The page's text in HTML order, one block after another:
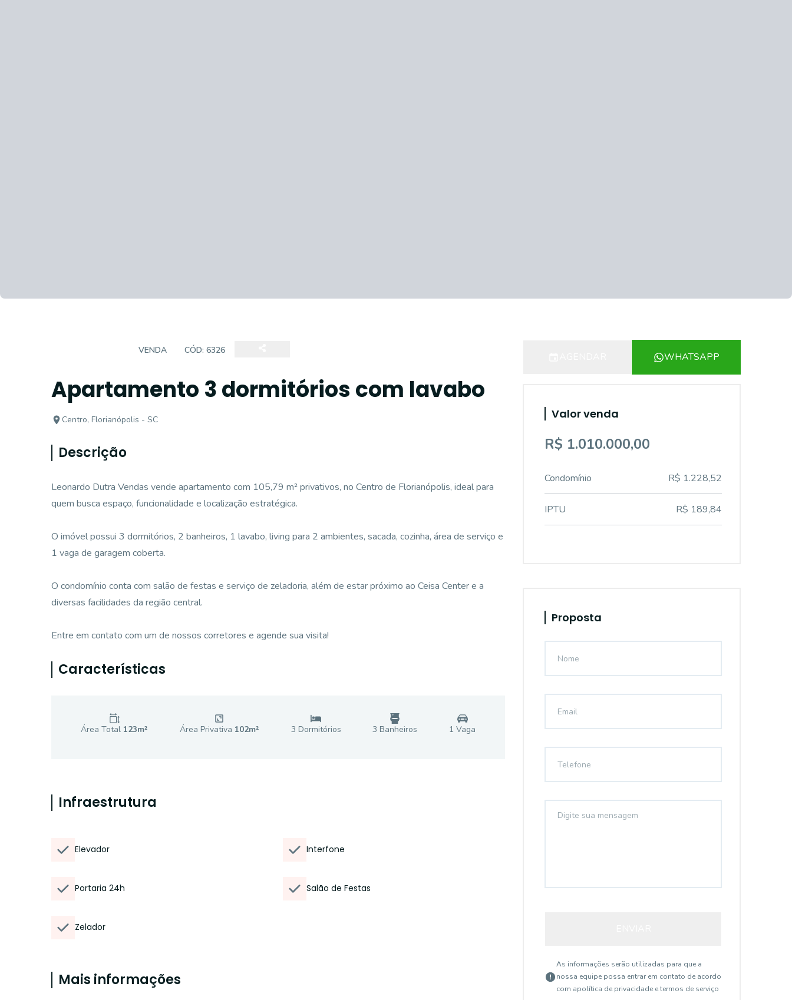
VENDA CÓD: 6326
Apartamento 3 dormitórios com lavabo
Centro, Florianópolis - SC
Descrição
Leonardo Dutra Vendas vende apartamento com 105,79 m² privativos, no Centro de Florianópolis, ideal para
quem busca espaço, funcionalidade e localização estratégica.
O imóvel possui 3 dormitórios, 2 banheiros, 1 lavabo, living para 2 ambientes, sacada, cozinha, área de serviço e
1 vaga de garagem coberta.
O condomínio conta com salão de festas e serviço de zeladoria, além de estar próximo ao Ceisa Center e a
diversas facilidades da região central.
Entre em contato com um de nossos corretores e agende sua visita!
Características
Área Total 123m² Área Privativa 102m² 3 Dormitórios 3 Banheiros 1 Vaga
Infraestrutura
Elevador Interfone
Portaria 24h Salão de Festas
Zelador
Mais informações
WHATSAPP
Valor venda
R$ 1.010.000,00
Condomínio R$ 1.228,52
IPTU R$ 189,84
Proposta
As informações serão utilizadas para que a
nossa equipe possa entrar em contato de acordo
com apolítica de privacidade e termos de serviço